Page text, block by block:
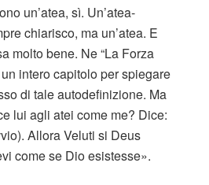
un’atea, sì. Un’atea-
chiarisco, ma un’atea. E
molto bene. Ne “La Forza
intero capitolo per spiegare
di tale autodefinizione. Ma
lui agli atei come me? Dice:
Allora Veluti si Deus
come se Dio esistesse».